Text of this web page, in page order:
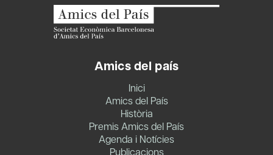
Amics del país
Inici
Amics del País
Història
Premis Amics del País
Agenda i Notícies
Publicacions